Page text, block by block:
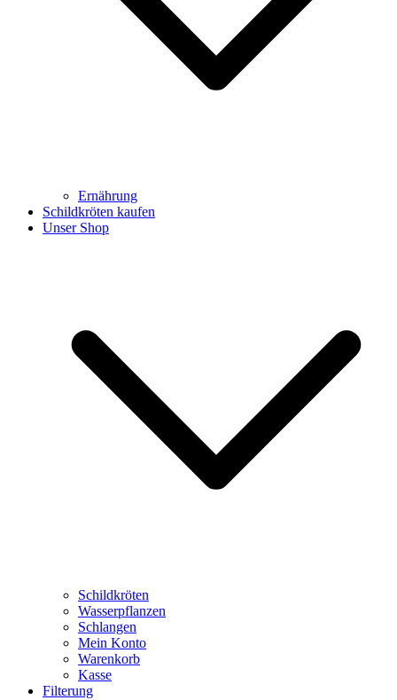
Ernährung
Schildkröten kaufen
Unser Shop
Schildkröten
Wasserpflanzen
Schlangen
Mein Konto
Warenkorb
Kasse
Filterung